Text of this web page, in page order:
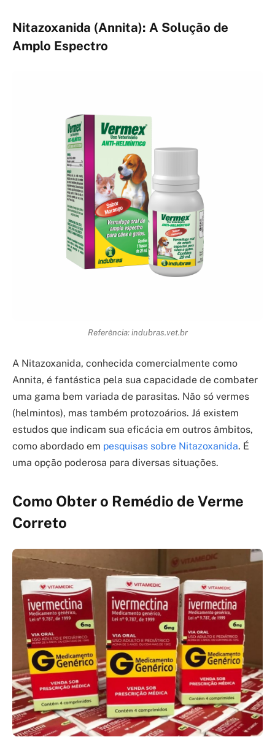
Nitazoxanida (Annita): A Solução de
Amplo Espectro
Referência: indubras.vet.br
A Nitazoxanida, conhecida comercialmente como
Annita, é fantástica pela sua capacidade de combater
uma gama bem variada de parasitas. Não só vermes
(helmintos), mas também protozoários. Já existem
estudos que indicam sua eficácia em outros âmbitos,
como abordado em pesquisas sobre Nitazoxanida. É
uma opção poderosa para diversas situações.
Como Obter o Remédio de Verme
Correto